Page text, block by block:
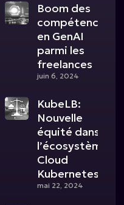
Boom des
compétences
en GenAI
parmi les
freelances
juin 6, 2024
KubeLB:
Nouvelle
équité dans
l’écosystème
Cloud
Kubernetes
mai 22, 2024